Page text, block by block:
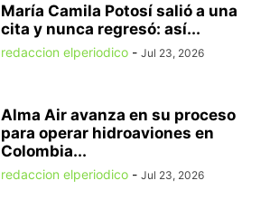
María Camila Potosí salió a una
cita y nunca regresó: así...
redaccion elperiodico - Jul 23, 2026
Alma Air avanza en su proceso
para operar hidroaviones en
Colombia...
redaccion elperiodico - Jul 23, 2026